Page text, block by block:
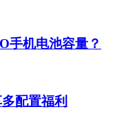
手机电池容量？
配置福利